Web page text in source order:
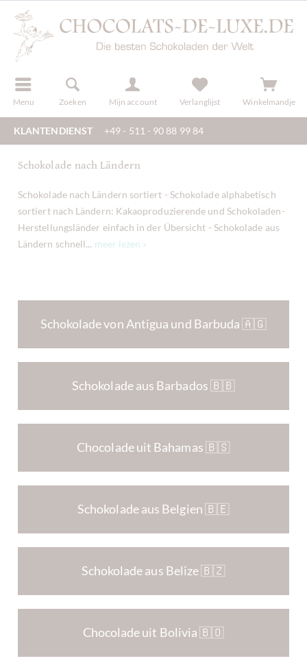
Menu Zoeken Mijn account
registreren Verlanglijst Winkelmandje
KLANTENDIENST +49 - 511 - 90 88 99 84
Schokolade nach Ländern
Schokolade nach Ländern sortiert - Schokolade alphabetisch
sortiert nach Ländern: Kakaoproduzierende und Schokoladen-
Herstellungsländer einfach in der Übersicht - Schokolade aus
Ländern schnell... meer lezen »
Schokolade von Antigua und Barbuda 🇦🇬
Schokolade aus Barbados 🇧🇧
Chocolade uit Bahamas 🇧🇸
Schokolade aus Belgien 🇧🇪
Schokolade aus Belize 🇧🇿
Chocolade uit Bolivia 🇧🇴